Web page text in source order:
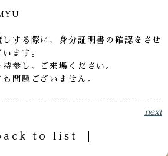
しする際に、身分証明書の確認をさせ
ます。
参し、ご来場ください。
問題ございません。
next
to list